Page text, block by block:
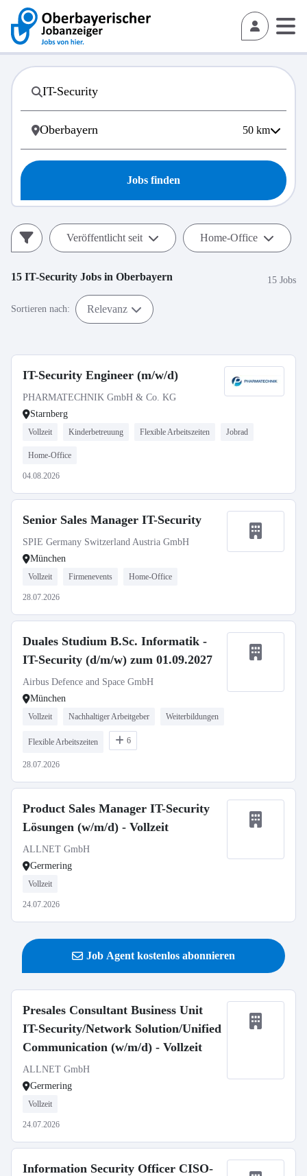
50 km
Jobs finden
Veröffentlicht seit Home-Office
15 IT-Security Jobs in Oberbayern 15 Jobs
Sortieren nach: Relevanz
IT-Security Engineer (m/w/d)
PHARMATECHNIK GmbH & Co. KG
Starnberg
Vollzeit Kinderbetreuung Flexible Arbeitszeiten Jobrad
Home-Office
04.08.2026
Senior Sales Manager IT-Security
SPIE Germany Switzerland Austria GmbH
München
Vollzeit Firmenevents Home-Office
28.07.2026
Duales Studium B.Sc. Informatik -
IT-Security (d/m/w) zum 01.09.2027
Airbus Defence and Space GmbH
München
Vollzeit Nachhaltiger Arbeitgeber Weiterbildungen
Flexible Arbeitszeiten 6
28.07.2026
Product Sales Manager IT-Security
Lösungen (w/m/d) - Vollzeit
ALLNET GmbH
Germering
Vollzeit
24.07.2026
Job Agent kostenlos abonnieren
Presales Consultant Business Unit
IT-Security/Network Solution/Unified
Communication (w/m/d) - Vollzeit
ALLNET GmbH
Germering
Vollzeit
24.07.2026
Information Security Officer CISO-